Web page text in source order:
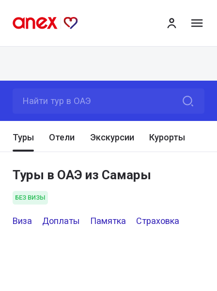
Найти тур в ОАЭ
Туры Отели Экскурсии Курорты
Туры в ОАЭ из Самары
БЕЗ ВИЗЫ
Виза Доплаты Памятка Страховка